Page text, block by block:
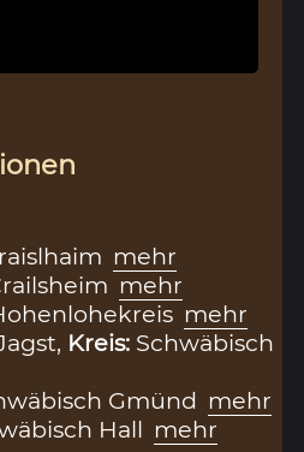
mehr
mehr
mehr
Kreis: Schwäbisch
Gmünd mehr
Hall mehr